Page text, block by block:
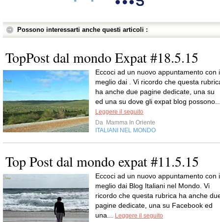
Possono interessarti anche questi articoli :
TopPost dal mondo Expat #18.5.15
Eccoci ad un nuovo appuntamento con
meglio dai . Vi ricordo che questa
ha anche due pagine dedicate, una su
ed una su dove gli expat blog
Leggere il seguito
Da Mamma In Oriente
ITALIANI NEL MONDO
Top Post dal mondo expat #11.5.15
Eccoci ad un nuovo appuntamento con
meglio dai Blog Italiani nel Mondo. Vi
ricordo che questa rubrica ha anche
pagine dedicate, una su Facebook ed
una...
Leggere il seguito